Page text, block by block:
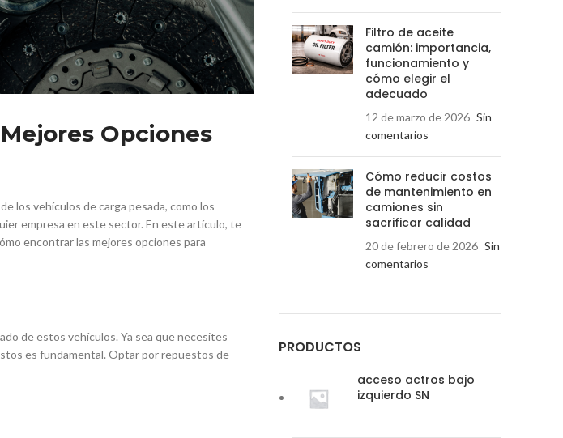
Opciones
los vehículos de carga pesada, como los
empresa en este sector. En este artículo, te
encontrar las mejores opciones para
de estos vehículos. Ya sea que necesites
es fundamental. Optar por repuestos de
Filtro de aceite
camión: importancia,
funcionamiento y
cómo elegir el
adecuado
12 de marzo de 2026 Sin
comentarios
Cómo reducir costos
de mantenimiento en
camiones sin
sacrificar calidad
20 de febrero de 2026 Sin
comentarios
PRODUCTOS
acceso actros bajo
izquierdo SN